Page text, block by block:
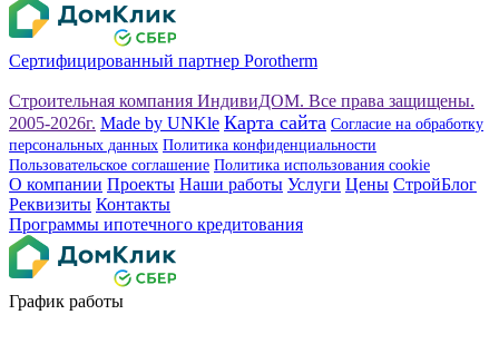
Сертифицированный партнер Porotherm
Строительная компания ИндивиДОМ. Все права защищены.
2005-2026г. Made by UNKle Карта сайта Согласие на обработку
персональных данных Политика конфиденциальности
Пользовательское соглашение Политика использования сookie
О компании Проекты Наши работы Услуги Цены СтройБлог
Реквизиты Контакты
Программы ипотечного кредитования
График работы